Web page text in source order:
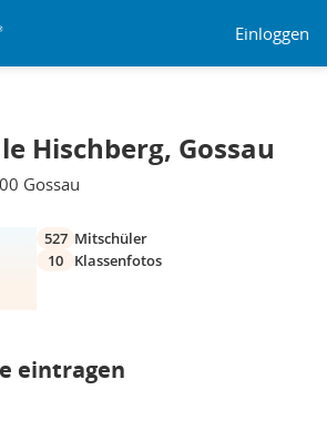
Einloggen
Hischberg, Gossau
Gossau
527 Mitschüler
10
Klassenfotos
eintragen